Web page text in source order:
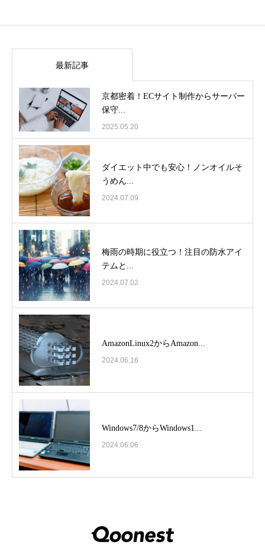
最新記事
京都密着！ECサイト制作からサーバー
保守...
2025.05.20
ダイエット中でも安心！ノンオイルそ
うめん...
2024.07.09
梅雨の時期に役立つ！注目の防水アイ
テムと...
2024.07.02
AmazonLinux2からAmazon...
2024.06.16
Windows7/8からWindows1...
2024.06.06